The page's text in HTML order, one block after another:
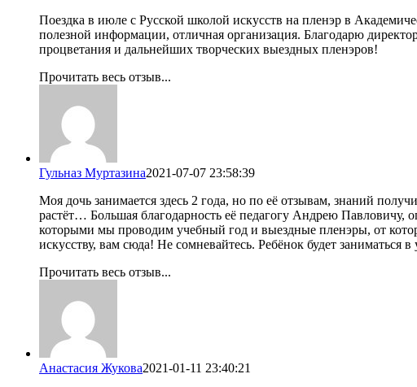
Поездка в июле с Русской школой искусств на пленэр в
полезной информации, отличная организация. Благодарю
процветания и дальнейших творческих выездных пленэров!
Прочитать весь отзыв...
Гульназ Муртазина2021-07-07 23:58:39
Моя дочь занимается здесь 2 года, но по её отзывам, знаний
растёт… Большая благодарность её педагогу Андрею
которыми мы проводим учебный год и выездные пленэры, от
искусству, вам сюда! Не сомневайтесь. Ребёнок будет
Прочитать весь отзыв...
Анастасия Жукова2021-01-11 23:40:21